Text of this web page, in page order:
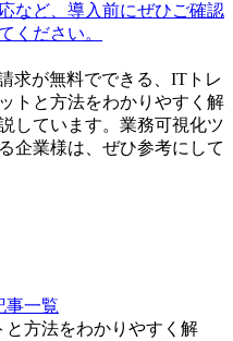
など、導入前にぜひご確認
ください。
求が無料でできる、ITトレ
トと方法をわかりやすく解
しています。 業務可視化ツ
企業様は、ぜひ参考にして
事一覧
方法をわかりやすく解